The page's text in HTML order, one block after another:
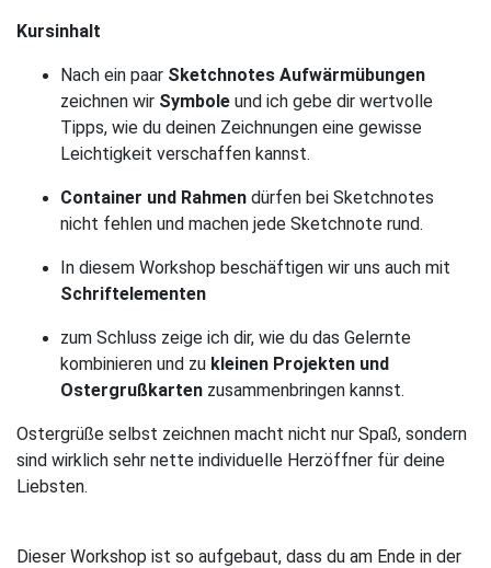
Kursinhalt
Nach ein paar Sketchnotes Aufwärmübungen
zeichnen wir Symbole und ich gebe dir wertvolle
Tipps, wie du deinen Zeichnungen eine gewisse
Leichtigkeit verschaffen kannst.
Container und Rahmen dürfen bei Sketchnotes
nicht fehlen und machen jede Sketchnote rund.
In diesem Workshop beschäftigen wir uns auch mit
Schriftelementen
zum Schluss zeige ich dir, wie du das Gelernte
kombinieren und zu kleinen Projekten und
Ostergrußkarten zusammenbringen kannst.
Ostergrüße selbst zeichnen macht nicht nur Spaß, sondern
sind wirklich sehr nette individuelle Herzöffner für deine
Liebsten.
Dieser Workshop ist so aufgebaut, dass du am Ende in der